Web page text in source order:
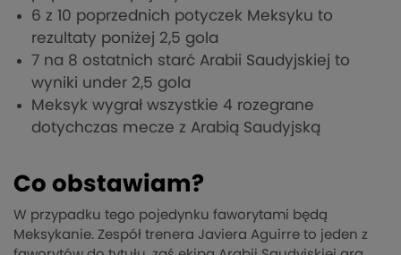
6 z 10 poprzednich potyczek Meksyku to
rezultaty poniżej 2,5 gola
7 na 8 ostatnich starć Arabii Saudyjskiej to
wyniki under 2,5 gola
Meksyk wygrał wszystkie 4 rozegrane
dotychczas mecze z Arabią Saudyjską
Co obstawiam?
W przypadku tego pojedynku faworytami będą
Meksykanie. Zespół trenera Javiera Aguirre to jeden z